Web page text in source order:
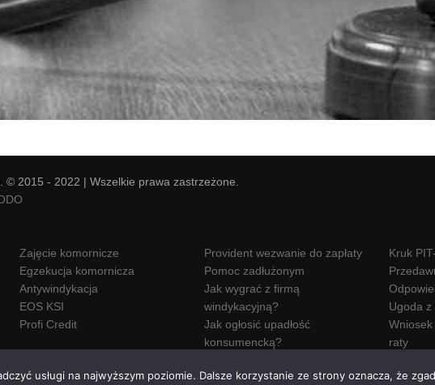
© 2015 - 2022 | Wszelkie prawa zastrzeżone.
Zajęcie komornicze
Egzekucja komornicza
Antywindykacja
EOS KSI
Profi Credit
Provident wezwanie do zapłaty
Pomoc zadłużonym
Jak wygrać z firmą
windykacyjną?
Jak ogłosić upadłość
konsumencką?
Polska
Kruk
Ugoda
Wniosek
raty
usługi na najwyższym poziomie. Dalsze korzystanie ze strony oznacza, że